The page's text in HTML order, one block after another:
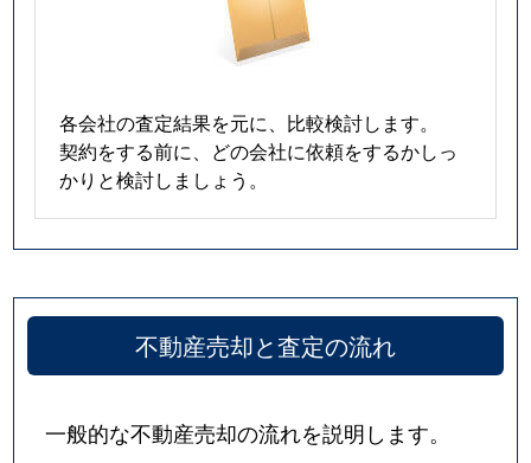
各会社の査定結果を元に、比較検討します。
契約をする前に、どの会社に依頼をするかしっ
かりと検討しましょう。
不動産売却と査定の流れ
一般的な不動産売却の流れを説明します。